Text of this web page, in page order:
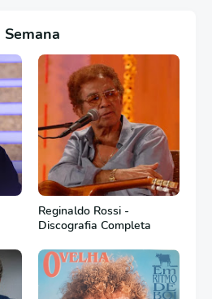
Reginaldo Rossi -
Discografia Completa